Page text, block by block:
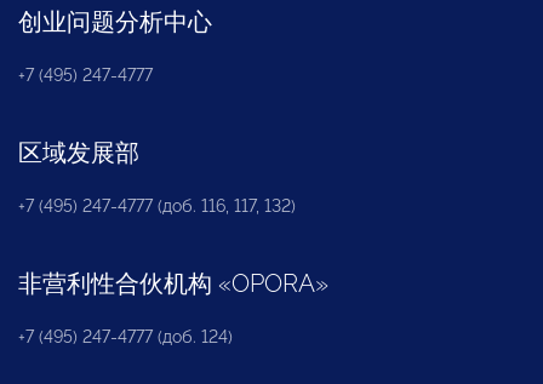
创业问题分析中心
+7 (495) 247-4777
区域发展部
+7 (495) 247-4777 (доб. 116, 117, 132)
非营利性合伙机构 «OPORA»
+7 (495) 247-4777 (доб. 124)